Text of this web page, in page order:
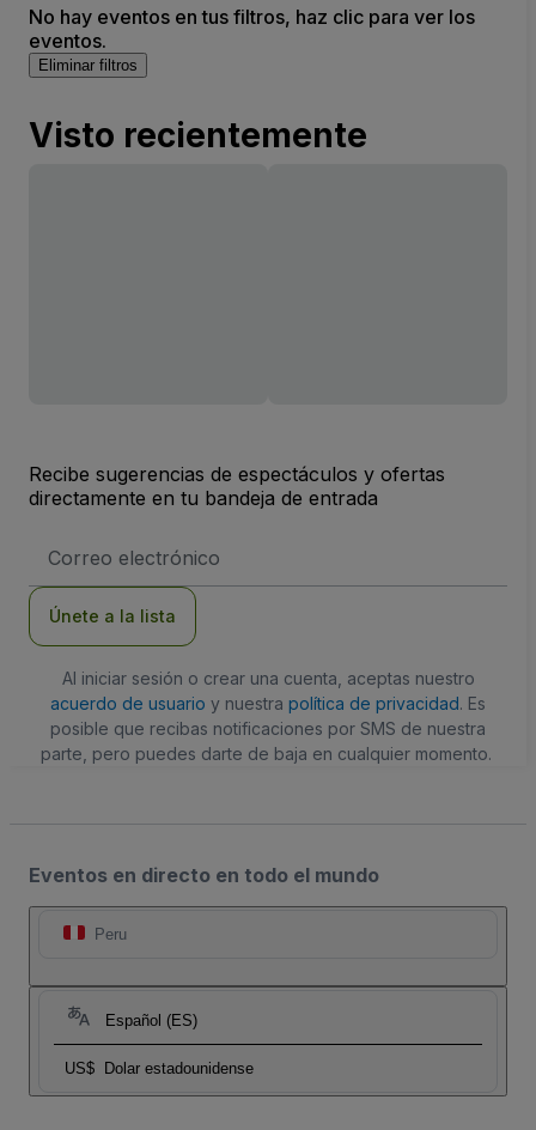
No hay eventos en tus filtros, haz clic para ver los
eventos.
Eliminar filtros
Visto recientemente
Recibe sugerencias de espectáculos y ofertas
directamente en tu bandeja de entrada
de
Únete a la lista
Al iniciar sesión o crear una cuenta, aceptas nuestro
acuerdo de usuario y nuestra política de privacidad. Es
posible que recibas notificaciones por SMS de nuestra
parte, pero puedes darte de baja en cualquier momento.
Eventos en directo en todo el mundo
Peru
Español (ES)
US$ Dolar estadounidense